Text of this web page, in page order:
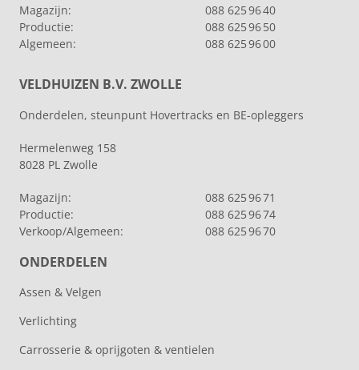
Magazijn:
088 625 96 40
Productie:
088 625 96 50
Algemeen:
088 625 96 00
VELDHUIZEN B.V. ZWOLLE
Onderdelen, steunpunt Hovertracks en BE-opleggers
Hermelenweg 158
8028 PL Zwolle
Magazijn:
088 625 96 71
Productie:
088 625 96 74
Verkoop/Algemeen:
088 625 96 70
ONDERDELEN
Assen & Velgen
Verlichting
Carrosserie & oprijgoten & ventielen